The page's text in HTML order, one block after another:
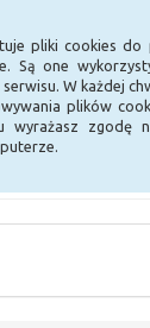
pliki cookies do
Są one
W każdej
plików
wyrażasz zgodę
w